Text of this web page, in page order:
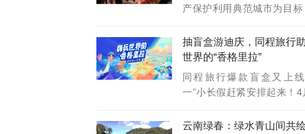
产保护利用典范城市为目标
抽盲盒游迪庆，同程旅行
世界的“香格里拉”
同程旅行爆款盲盒又上
一”小长假赶紧安排起来！
云南绿春：绿水青山间共